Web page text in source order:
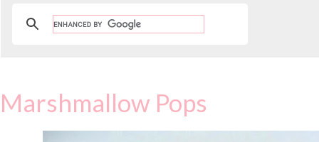
Marshmallow Pops